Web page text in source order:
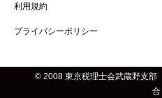
利用規約
プライバシーポリシー
© 2008 東京税理士会武蔵野支
合